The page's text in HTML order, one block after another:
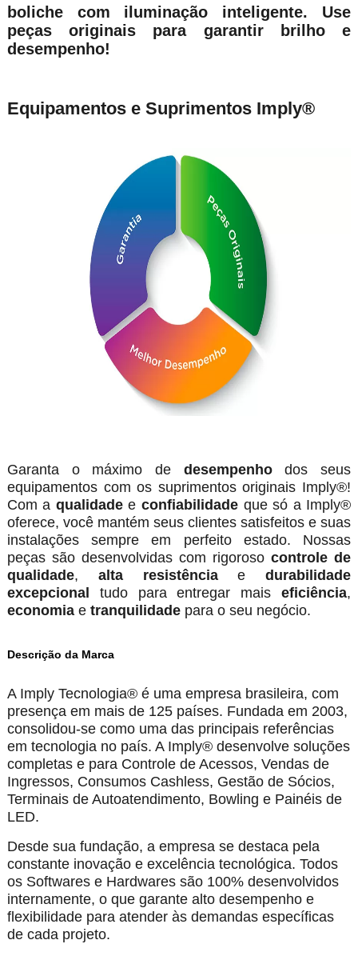
boliche com iluminação inteligente. Use
peças originais para garantir brilho e
desempenho!
Equipamentos e Suprimentos Imply®
Garanta o máximo de desempenhodos seus
equipamentos com os suprimentos originais Imply®!
Com a qualidadeeconfiabilidade que só a Imply®
oferece, você mantém seus clientes satisfeitos e suas
instalações sempre em perfeito estado. Nossas
peças são desenvolvidas com rigorosocontrole de
qualidade, alta resistênciaedurabilidade
excepcional tudo para entregar maiseficiência,
economiae tranquilidadepara o seu negócio.
Descrição da Marca
A Imply Tecnologia® é uma empresa brasileira, com
presença em mais de 125 países. Fundada em 2003,
consolidou-se como uma das principais referências
em tecnologia no país. A Imply® desenvolve soluções
completas e para Controle de Acessos, Vendas de
Ingressos, Consumos Cashless, Gestão de Sócios,
Terminais de Autoatendimento, Bowling e Painéis de
LED.
Desde sua fundação, a empresa se destaca pela
constante inovação e excelência tecnológica. Todos
os Softwares e Hardwares são 100% desenvolvidos
internamente, o que garante alto desempenho e
flexibilidade para atender às demandas específicas
de cada projeto.